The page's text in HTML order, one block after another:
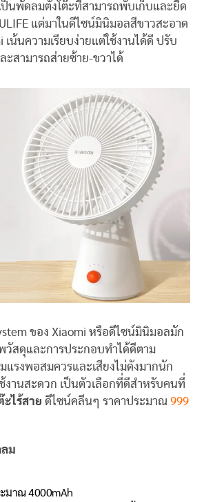
ป็นพัดลมตั้งโต๊ะที่สามารถพับเก็บและยืด
แต่มาในดีไซน์มินิมอลสีขาวสะอาด
เน้นความเรียบง่ายแต่ใช้งานได้ดี ปรับ
ะสามารถส่ายซ้าย-ขวาได้
ของ Xiaomi หรือดีไซน์มินิมอลมัก
วัสดุและการประกอบทำได้ดีตาม
แรงพอสมควรและเสียงไม่ดังมากนัก
งานสะดวก เป็นตัวเลือกที่ดีสำหรับคนที่
ไร้สาย ดีไซน์คลีนๆ ราคาประมาณ 999
ม
มาณ 4000mAh